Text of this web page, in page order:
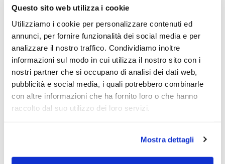
Questo sito web utilizza i cookie
Utilizziamo i cookie per personalizzare contenuti ed
annunci, per fornire funzionalità dei social media e per
analizzare il nostro traffico. Condividiamo inoltre
informazioni sul modo in cui utilizza il nostro sito con i
nostri partner che si occupano di analisi dei dati web,
pubblicità e social media, i quali potrebbero combinarle
con altre informazioni che ha fornito loro o che hanno
raccolto dal suo utilizzo dei loro servizi.
Mostra dettagli
Redazione
07/05/2025
Play now